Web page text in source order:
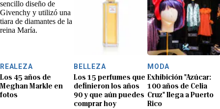
REALEZA
Los 45 años de
Meghan Markle en
fotos
BELLEZA
Los 15 perfumes que
definieron los años
90 y que aún puedes
comprar hoy
MODA
Exhibición "Azúcar:
100 años de Celia
Cruz" llega a Puerto
Rico